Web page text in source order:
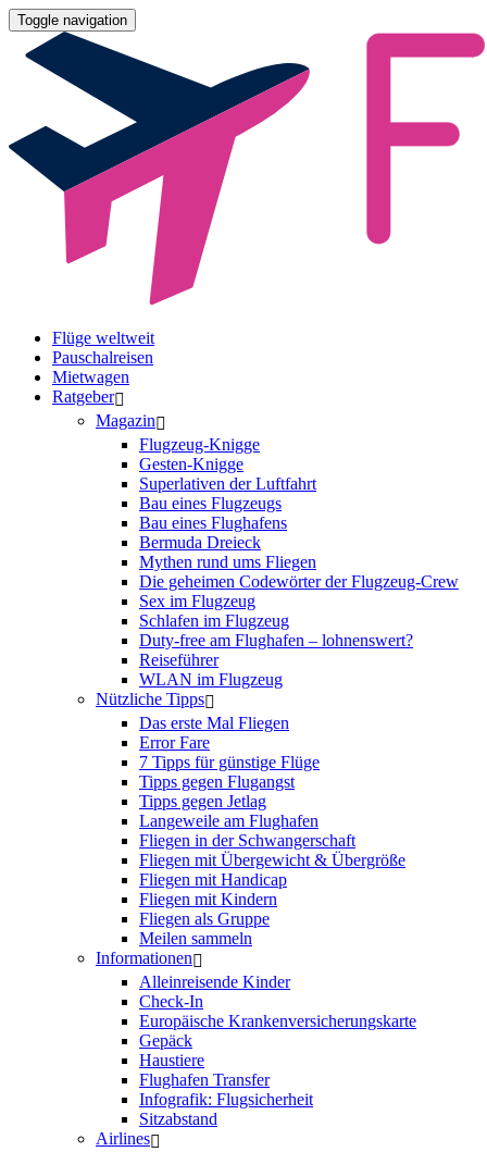
Toggle navigation
Flüge weltweit
Pauschalreisen
Mietwagen
Ratgeber
Magazin
Flugzeug-Knigge
Gesten-Knigge
Superlativen der Luftfahrt
Bau eines Flugzeugs
Bau eines Flughafens
Bermuda Dreieck
Mythen rund ums Fliegen
Die geheimen Codewörter der Flugzeug-Crew
Sex im Flugzeug
Schlafen im Flugzeug
Duty-free am Flughafen – lohnenswert?
Reiseführer
WLAN im Flugzeug
Nützliche Tipps
Das erste Mal Fliegen
Error Fare
7 Tipps für günstige Flüge
Tipps gegen Flugangst
Tipps gegen Jetlag
Langeweile am Flughafen
Fliegen in der Schwangerschaft
Fliegen mit Übergewicht & Übergröße
Fliegen mit Handicap
Fliegen mit Kindern
Fliegen als Gruppe
Meilen sammeln
Informationen
Alleinreisende Kinder
Check-In
Europäische Krankenversicherungskarte
Gepäck
Haustiere
Flughafen Transfer
Infografik: Flugsicherheit
Sitzabstand
Airlines